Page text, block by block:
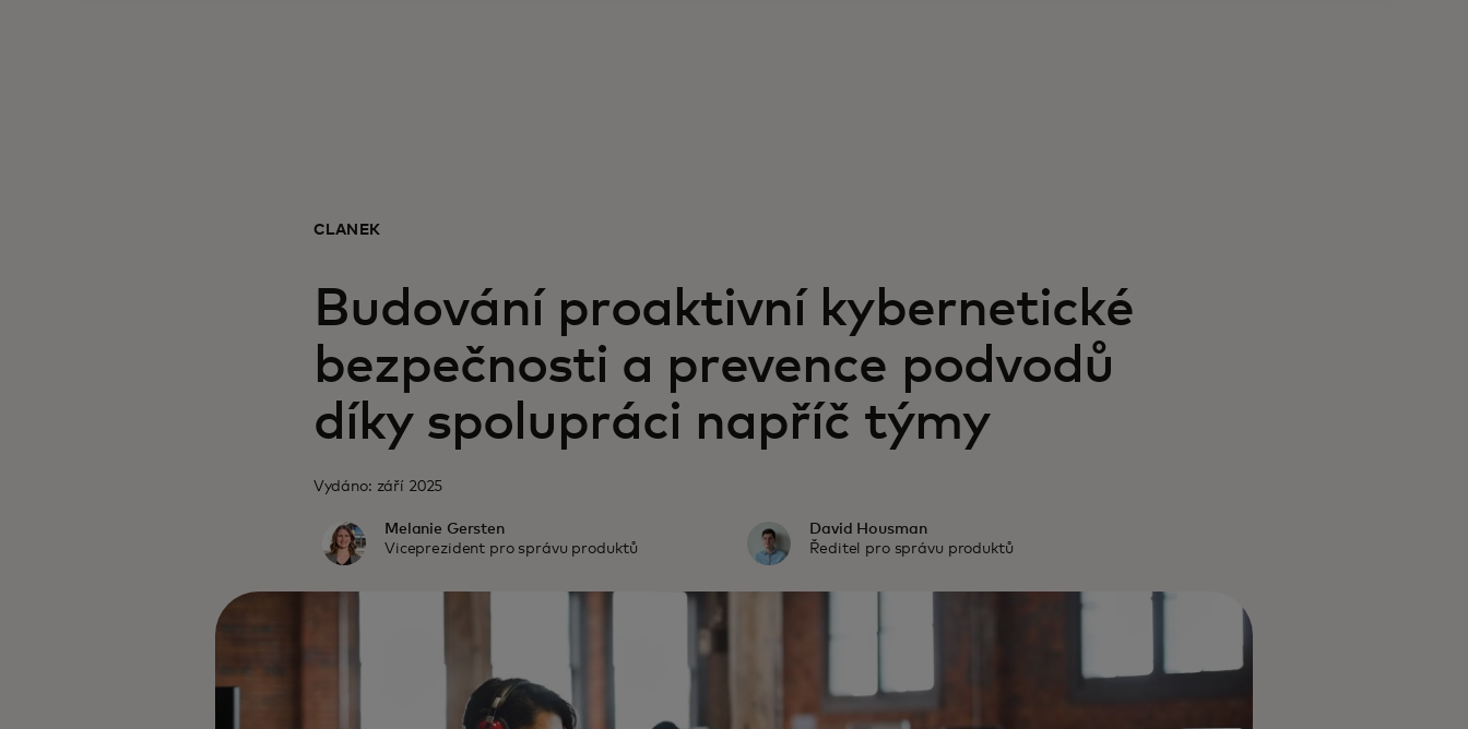
ČLÁNEK
Budování proaktivní kybernetické
bezpečnosti a prevence podvodů
díky spolupráci napříč týmy
Vydáno: září 2025
Melanie Gersten
Viceprezident pro správu produktů
David Housman
Ředitel pro správu produktů